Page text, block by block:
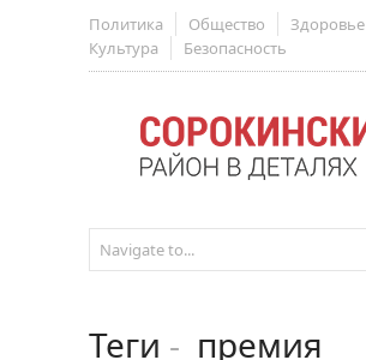
Политика Общество
Здоровье
Культура
Безопасность
Теги - премия